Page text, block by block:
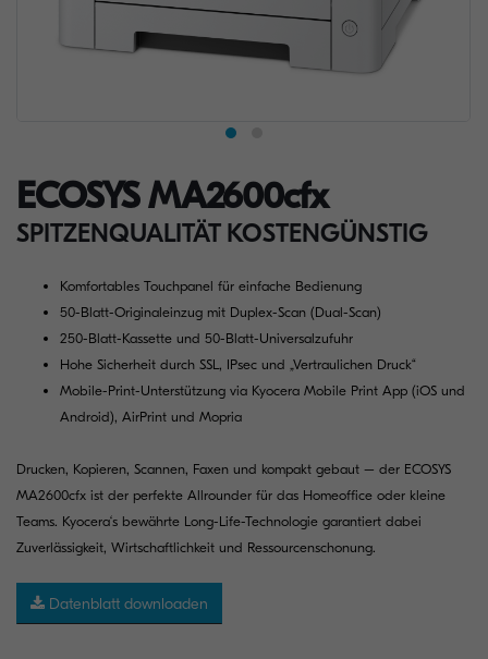
ECOSYS MA2600cfx
SPITZENQUALITÄT KOSTENGÜNSTIG
Komfortables Touchpanel für einfache Bedienung
50-Blatt-Originaleinzug mit Duplex-Scan (Dual-Scan)
250-Blatt-Kassette und 50-Blatt-Universalzufuhr
Hohe Sicherheit durch SSL, IPsec und „Vertraulichen Druck“
Mobile-Print-Unterstützung via Kyocera Mobile Print App (iOS und
Android), AirPrint und Mopria
Drucken, Kopieren, Scannen, Faxen und kompakt gebaut – der ECOSYS
MA2600cfx ist der perfekte Allrounder für das Homeoffice oder kleine
Teams. Kyocera‘s bewährte Long-Life-Technologie garantiert dabei
Zuverlässigkeit, Wirtschaftlichkeit und Ressourcenschonung.
Datenblatt downloaden